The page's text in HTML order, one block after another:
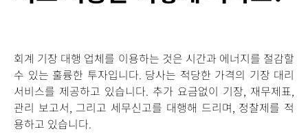
회계 기장 대행 업체를 이용하는 것은 시간과 에너지를 절감할
수 있는 훌륭한 투자입니다. 당사는 적당한 가격의 기장 대리
서비스를 제공하고 있습니다. 추가 요금없이 기장, 재무제표,
관리 보고서, 그리고 세무신고를 대행해 드리며, 정찰제를 적
용하고 있습니다.